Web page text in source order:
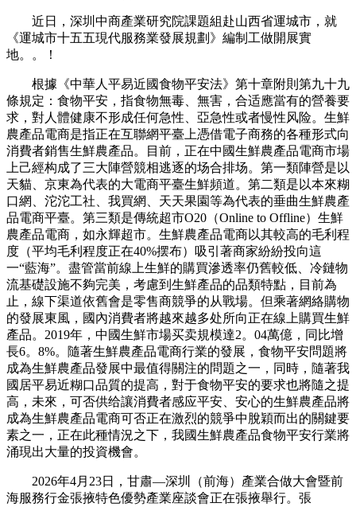
近日，深圳中商產業研究院課題組赴山西省運城市，就
《運城市十五五現代服務業發展規劃》編制工做開展實
地。。！
根據《中華人平易近國食物平安法》第十章附則第九十九
條規定：食物平安，指食物無毒、無害，合适應當有的營養要
求，對人體健康不形成任何急性、亞急性或者慢性风险。生鮮
農產品電商是指正在互聯網平臺上憑借電子商務的各種形式向
消費者銷售生鮮農產品。目前，正在中國生鮮農產品電商市場
上己經构成了三大陣營競相逃逐的场合排场。第一類陣營是以
天貓、京東為代表的大電商平臺生鮮頻道。第二類是以本來糊
口網、沱沱工社、我買網、天天果園等為代表的垂曲生鮮農產
品電商平臺。第三類是傳統超市O20（Online to Offline）生鮮
農產品電商，如永輝超市。生鮮農產品電商以其較高的毛利程
度（平均毛利程度正在40%摆布）吸引著商家紛紛投向這
一“藍海”。盡管當前線上生鮮的購買滲透率仍舊較低、冷鏈物
流基礎設施不夠完美，考慮到生鮮產品的品類特點，目前為
止，線下渠道依舊會是零售商競爭的从戰場。但乘著網絡購物
的發展東風，國內消費者將越來越多处所向正在線上購買生鮮
產品。2019年，中國生鮮市場买卖規模達2。04萬億，同比增
長6。8%。隨著生鮮農產品電商行業的發展，食物平安問題將
成為生鮮農產品發展中最值得關注的問題之一，同時，隨著我
國居平易近糊口品質的提高，對于食物平安的要求也將隨之提
高，未來，可否供给讓消費者感应平安、安心的生鮮農產品將
成為生鮮農產品電商可否正在激烈的競爭中脫穎而出的關鍵要
素之一，正在此種情況之下，我國生鮮農產品食物平安行業將
涌現出大量的投資機會。
2026年4月23日，甘肅—深圳（前海）產業合做大會暨前
海服務行金張掖特色優勢產業座談會正在張掖舉行。張